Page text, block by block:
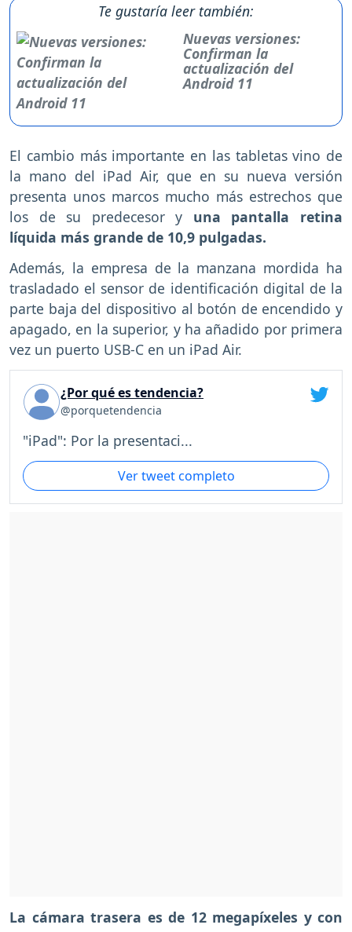
Te gustaría leer también:
Nuevas versiones:
Confirman la
actualización del
Android 11
El cambio más importante en las tabletas vino de
la mano del iPad Air, que en su nueva versión
presenta unos marcos mucho más estrechos que
los de su predecesor y una pantalla retina
líquida más grande de 10,9 pulgadas.
Además, la empresa de la manzana mordida ha
trasladado el sensor de identificación digital de la
parte baja del dispositivo al botón de encendido y
apagado, en la superior, y ha añadido por primera
vez un puerto USB-C en un iPad Air.
¿Por qué es tendencia?
@porquetendencia
"iPad": Por la presentaci...
Ver tweet completo
La cámara trasera es de 12 megapíxeles y con